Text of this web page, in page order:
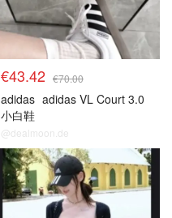
€43.42 €70.00
adidas adidas VL Court 3.0
小白鞋
@dealmoon.de